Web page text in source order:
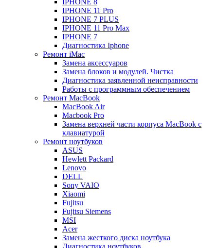
IPHONE 8
IPHONE 11 Pro
IPHONE 7 PLUS
IPHONE 11 Pro Max
IPHONE 7
Диагностика Iphone
Ремонт iMac
Замена аксессуаров
Замена блоков и модулей. Чистка
Диагностика заявленной неисправности
Работы с программным обеспечением
Ремонт MacBook
MacBook Air
Macbook Pro
Замена верхней части корпуса MacBook с
клавиатурой
Ремонт ноутбуков
ASUS
Hewlett Packard
Lenovo
DELL
Sony VAIO
Xiaomi
Fujitsu
Fujitsu Siemens
MSI
Acer
Замена жесткого диска ноутбука
Диагностика ноутбуков